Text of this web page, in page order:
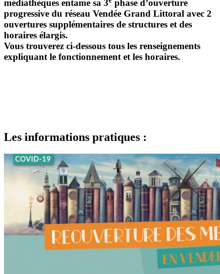
médiathèques entame sa 3
phase d’ouverture
progressive du réseau Vendée Grand Littoral avec 2
ouvertures supplémentaires de structures et des
horaires élargis.
Vous trouverez ci-dessous tous les renseignements
expliquant le fonctionnement et les horaires.
Les informations pratiques :